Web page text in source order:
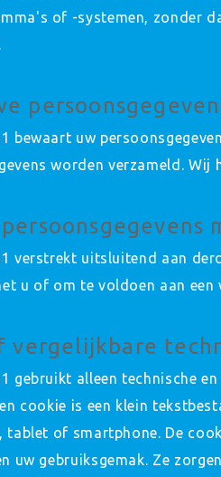
of -systemen, zonder
bewaart uw
worden verzameld. Wij
verstrekt uitsluitend aan
u of om te voldoen aan
vergelijkbare
gebruikt alleen technische
cookie is een klein
tablet of smartphone. De
uw gebruiksgemak. Ze